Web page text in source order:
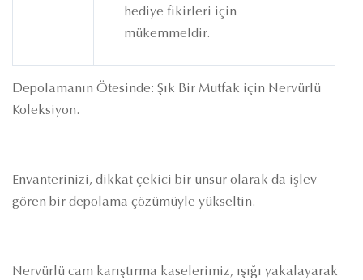
hediye fikirleri için
mükemmeldir.
Depolamanın Ötesinde: Şık Bir Mutfak için Nervürlü
Koleksiyon.
Envanterinizi, dikkat çekici bir unsur olarak da işlev
gören bir depolama çözümüyle yükseltin.
Nervürlü cam karıştırma kaselerimiz, ışığı yakalayarak